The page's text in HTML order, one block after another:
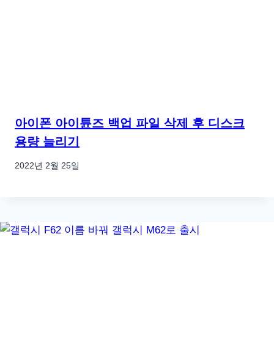
아이폰 아이튠즈 백업 파일 삭제 후 디스크
용량 늘리기
2022년 2월 25일